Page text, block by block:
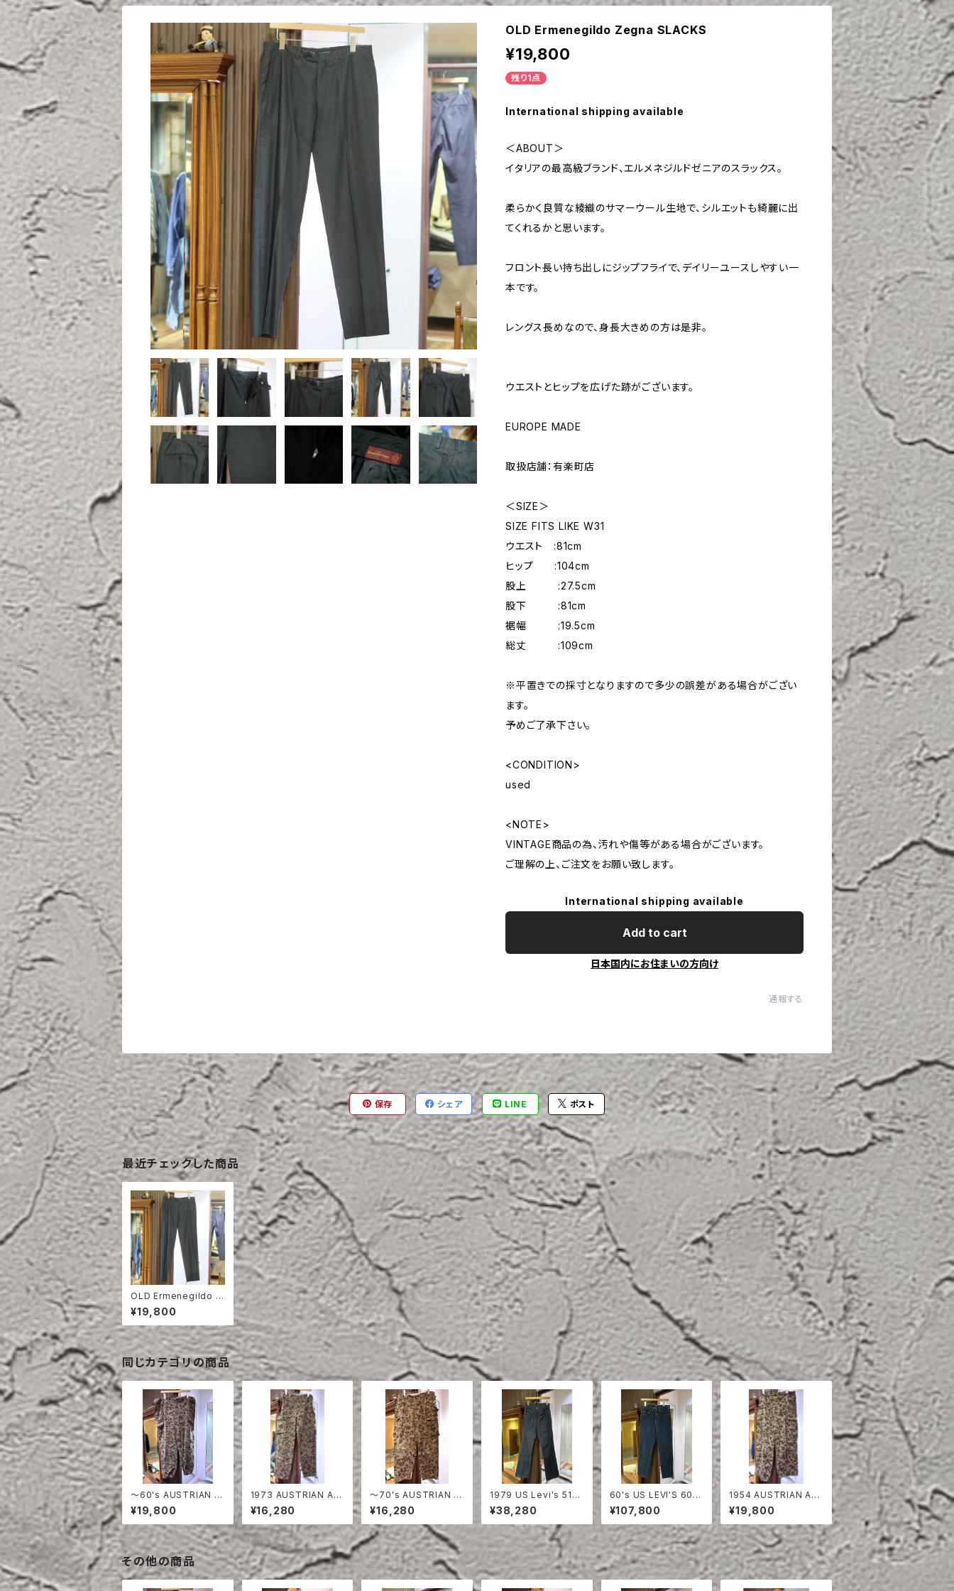
OLD Ermenegildo Zegna SLACKS
¥19,800
残り1点
International shipping available
＜ABOUT＞
イタリアの最高級ブランド、エルメネジルドゼニアのスラックス。
柔らかく良質な綾織のサマーウール生地で、シルエットも綺麗に出
てくれるかと思います。
フロント長い持ち出しにジップフライで、デイリーユースしやすい一
本です。
レングス長めなので、身長大きめの方は是非。
ウエストとヒップを広げた跡がございます。
EUROPE MADE
取扱店舗：有楽町店
＜SIZE＞
SIZE FITS LIKE W31
ウエスト :81cm
ヒップ :104cm
股上 :27.5cm
股下 :81cm
裾幅 :19.5cm
総丈 :109cm
※平置きでの採寸となりますので多少の誤差がある場合がござい
ます。
予めご了承下さい。
<CONDITION>
used
<NOTE>
VINTAGE商品の為、汚れや傷等がある場合がございます。
ご理解の上、ご注文をお願い致します。
International shipping available
Add to cart
日本国内にお住まいの方向け
通報する
保存 シェア LINE ポスト
最近チェックした商品
OLD Ermenegildo Z
egna SLACKS
¥19,800
同じカテゴリの商品
〜60's AUSTRIAN A
RMY PEA DOT CAM
O FIERD PANTS
¥19,800
1973 AUSTRIAN AR
MY PEA DOT CAMO
FIERD PANTS
¥16,280
〜70's AUSTRIAN A
RMY PEA DOT CAM
O FIERD PANTS
¥16,280
1979 US Levi's 517
DENIM PANTS DEAD
STOCK
¥38,280
60's US LEVI'S 606
DENIM PANTS
¥107,800
1954 AUSTRIAN AR
MY PEA DOT CAMO
FIERD PANTS
¥19,800
その他の商品